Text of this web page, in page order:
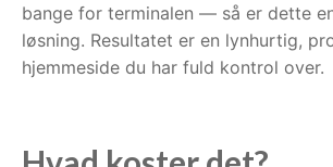
bange for terminalen — så er dette
løsning. Resultatet er en lynhurtig,
hjemmeside du har fuld kontrol over.